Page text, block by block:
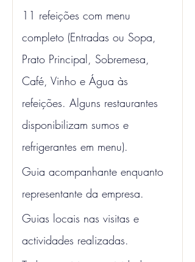
11 refeições com menu
completo (Entradas ou Sopa,
Prato Principal, Sobremesa,
Café, Vinho e Água às
refeições. Alguns restaurantes
disponibilizam sumos e
refrigerantes em menu).
Guia acompanhante enquanto
representante da empresa.
Guias locais nas visitas e
actividades realizadas.